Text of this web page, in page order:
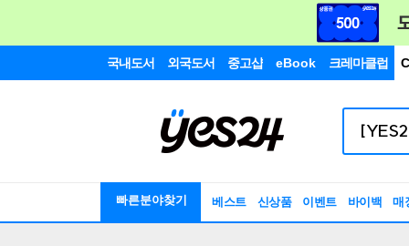
국내도서 외국도서 중고샵 eBook 크레마클럽
빠른분야찾기 베스트 신상품 이벤트 바이백 매